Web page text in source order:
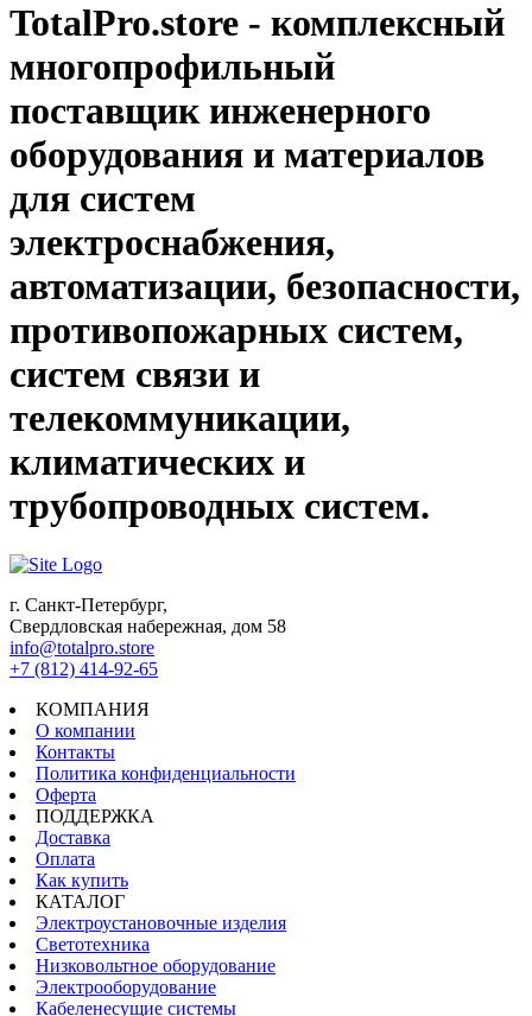
TotalPro.store - комплексный
многопрофильный
поставщик инженерного
оборудования и материалов
для систем
электроснабжения,
автоматизации, безопасности,
противопожарных систем,
систем связи и
телекоммуникации,
климатических и
трубопроводных систем.
г. Санкт-Петербург,
Свердловская набережная, дом 58
info@totalpro.store
+7 (812) 414-92-65
КОМПАНИЯ
О компании
Контакты
Политика конфиденциальности
Оферта
ПОДДЕРЖКА
Доставка
Оплата
Как купить
КАТАЛОГ
Электроустановочные изделия
Светотехника
Низковольтное оборудование
Электрооборудование
Кабеленесущие системы